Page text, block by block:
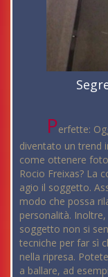
Perfette:
diventato un trend
come ottenere
Rocio Freixas? La
agio il soggetto.
modo che possa
personalità.
soggetto non si
tecniche per far sì
nella ripresa.
a ballare, ad